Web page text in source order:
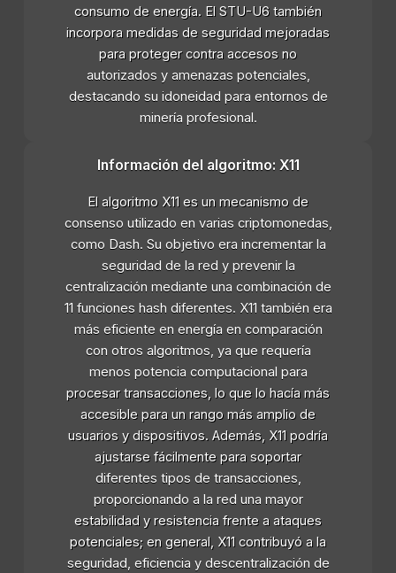
consumo de energía. El STU-U6 también
incorpora medidas de seguridad mejoradas
para proteger contra accesos no
autorizados y amenazas potenciales,
destacando su idoneidad para entornos de
minería profesional.
Información del algoritmo: X11
El algoritmo X11 es un mecanismo de
consenso utilizado en varias criptomonedas,
como Dash. Su objetivo era incrementar la
seguridad de la red y prevenir la
centralización mediante una combinación de
11 funciones hash diferentes. X11 también era
más eficiente en energía en comparación
con otros algoritmos, ya que requería
menos potencia computacional para
procesar transacciones, lo que lo hacía más
accesible para un rango más amplio de
usuarios y dispositivos. Además, X11 podría
ajustarse fácilmente para soportar
diferentes tipos de transacciones,
proporcionando a la red una mayor
estabilidad y resistencia frente a ataques
potenciales; en general, X11 contribuyó a la
seguridad, eficiencia y descentralización de